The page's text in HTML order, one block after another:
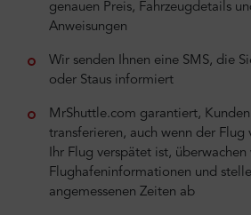
genauen Preis, Fahrzeugdetails
Anweisungen
Wir senden Ihnen eine SMS, die
oder Staus informiert
MrShuttle.com garantiert,
transferieren, auch wenn der Flug
Ihr Flug verspätet ist, überwachen
Flughafeninformationen und
angemessenen Zeiten ab